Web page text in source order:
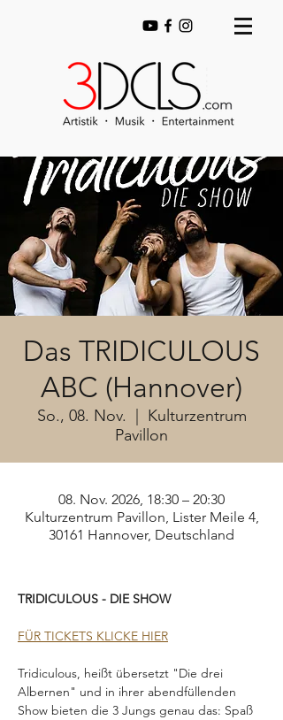
Das TRIDICULOUS
ABC (Hannover)
So., 08. Nov.
Kulturzentrum
Pavillon
08. Nov. 2026, 18:30 – 20:30
Kulturzentrum Pavillon, Lister Meile 4,
30161 Hannover, Deutschland
TRIDICULOUS - DIE SHOW
FÜR TICKETS KLICKE HIER
Tridiculous, heißt übersetzt "Die drei
Albernen" und in ihrer abendfüllenden
Show bieten die 3 Jungs genau das: Spaß